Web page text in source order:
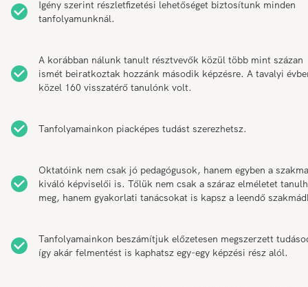
Igény szerint részletfizetési lehetőséget biztosítunk minden
tanfolyamunknál.
A korábban nálunk tanult résztvevők közül több mint százan
ismét beiratkoztak hozzánk második képzésre. A tavalyi
közel 160 visszatérő tanulónk volt.
Tanfolyamainkon piacképes tudást szerezhetsz.
Oktatóink nem csak jó pedagógusok, hanem egyben a szakma
kiváló képviselői is. Tőlük nem csak a száraz elméletet
meg, hanem gyakorlati tanácsokat is kapsz a leendő
Tanfolyamainkon beszámítjuk előzetesen megszerzett
így akár felmentést is kaphatsz egy-egy képzési rész alól.